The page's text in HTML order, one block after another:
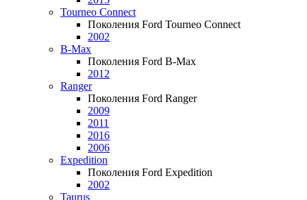
Tourneo Connect
Поколения Ford Tourneo Connect
2002
B-Max
Поколения Ford B-Max
2012
Ranger
Поколения Ford Ranger
2009
2011
2016
2006
Expedition
Поколения Ford Expedition
2002
Taurus